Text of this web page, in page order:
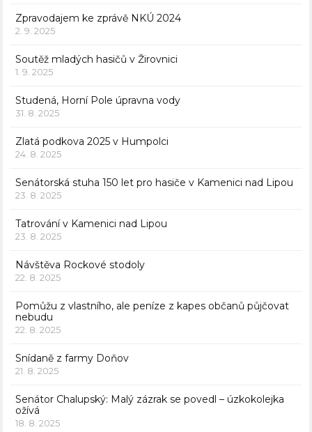
Zpravodajem ke zprávě NKÚ 2024
2. 9. 2025
Soutěž mladých hasičů v Žirovnici
1. 9. 2025
Studená, Horní Pole úpravna vody
31. 8. 2025
Zlatá podkova 2025 v Humpolci
24. 8. 2025
Senátorská stuha 150 let pro hasiče v Kamenici nad Lipou
23. 8. 2025
Tatrování v Kamenici nad Lipou
23. 8. 2025
Návštěva Rockové stodoly
22. 8. 2025
Pomůžu z vlastního, ale peníze z kapes občanů půjčovat
nebudu
22. 8. 2025
Snídaně z farmy Doňov
21. 8. 2025
Senátor Chalupský: Malý zázrak se povedl – úzkokolejka
ožívá
18. 8. 2025